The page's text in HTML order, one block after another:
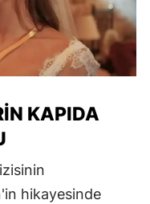
KAPIDA
hikayesinde